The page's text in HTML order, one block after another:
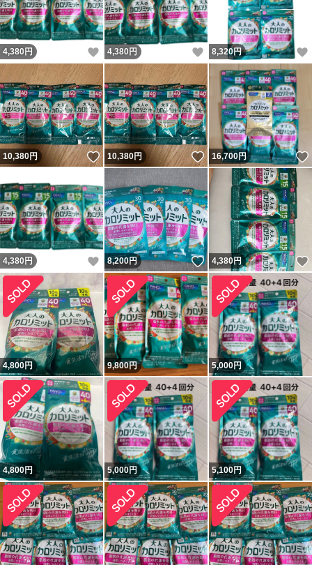
4,380 円 いいね！
4,380 円 いいね！
8,320円
10,380円 いいね！
10,380円 いいね！
16,700円
4,380 円 いいね！
8,200円 いいね！
4,380円
4,800円 9,800円 5,000円
4,800円 5,000円 5,100円